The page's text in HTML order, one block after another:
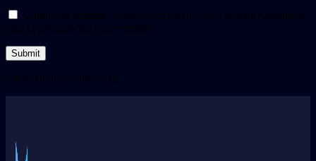
Guarda mi nombre, correo electrónico y web en este navegador
para la próxima vez que comente.
There are no reviews yet.